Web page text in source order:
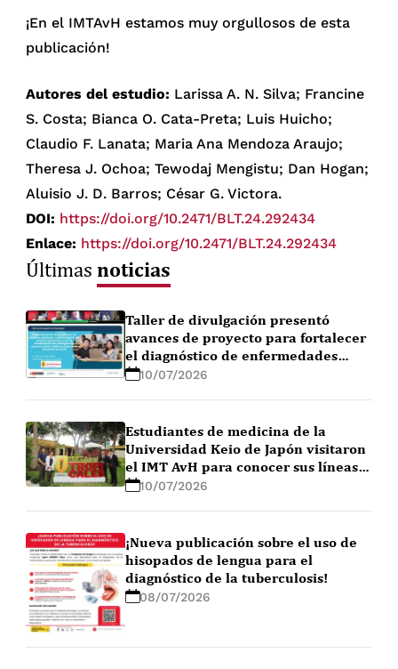
¡En el IMTAvH estamos muy orgullosos de esta
publicación!
Autores del estudio: Larissa A. N. Silva; Francine
S. Costa; Bianca O. Cata-Preta; Luis Huicho;
Claudio F. Lanata; Maria Ana Mendoza Araujo;
Theresa J. Ochoa; Tewodaj Mengistu; Dan Hogan;
Aluisio J. D. Barros; César G. Victora.
DOI: https://doi.org/10.2471/BLT.24.292434
Enlace: https://doi.org/10.2471/BLT.24.292434
Últimasnoticias
Taller de divulgación presentó
avances de proyecto para fortalecer
el diagnóstico de enfermedades
febriles en la Amazonía peruana
10/07/2026
Estudiantes de medicina de la
Universidad Keio de Japón visitaron
el IMT AvH para conocer sus líneas
de investigación
10/07/2026
¡Nueva publicación sobre el uso de
hisopados de lengua para el
diagnóstico de la tuberculosis!
08/07/2026